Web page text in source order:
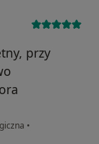
przy
•